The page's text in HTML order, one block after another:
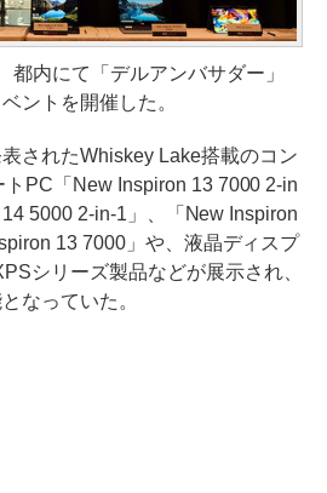
都内にて「デルアンバサダー」
ントを開催した。
されたWhiskey Lake搭載のコン
PC「New Inspiron 13 7000 2-in
5000 2-in-1」、「New Inspiron
13 7000」や、液晶ディスプ
シリーズ製品などが展示され、
なっていた。